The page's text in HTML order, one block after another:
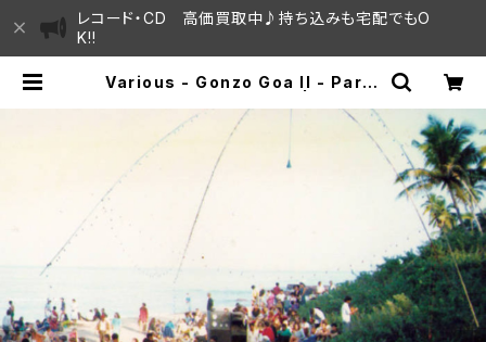
レコード・CD 高価買取中♪持ち込みも宅配でもO
K!!
Various - Gonzo Goa II - Party
A HOUSE / ハレまち通りからすぐ♫
見晴らしの良いレコード屋